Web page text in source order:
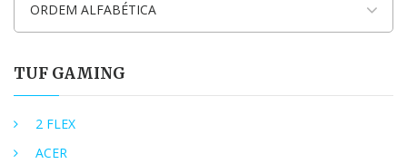
ORDEM ALFABÉTICA
TUF GAMING
2 FLEX
ACER